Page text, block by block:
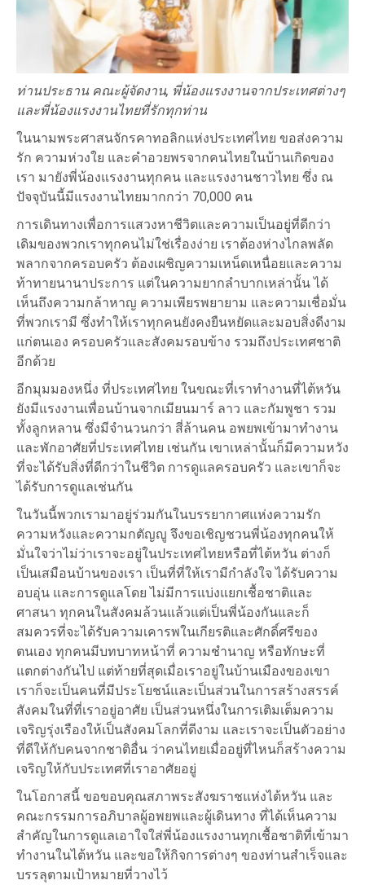
ท่านประธาน คณะผู้จัดงาน, พี่น้องแรงงานจากประเทศต่างๆ
และพี่น้องแรงงานไทยที่รักทุกท่าน
ในนามพระศาสนจักรคาทอลิกแห่งประเทศไทย ขอส่งความ
รัก ความห่วงใย และคำอวยพรจากคนไทยในบ้านเกิดของ
เรา มายังพี่น้องแรงงานทุกคน และแรงงานชาวไทย ซึ่ง ณ
ปัจจุบันนี้มีแรงงานไทยมากกว่า 70,000 คน
การเดินทางเพื่อการแสวงหาชีวิตและความเป็นอยู่ที่ดีกว่า
เดิมของพวกเราทุกคนไม่ใช่เรื่องง่าย เราต้องห่างไกลพลัด
พลากจากครอบครัว ต้องเผชิญความเหน็ดเหนื่อยและความ
ท้าทายนานาประการ แต่ในความยากลำบากเหล่านั้น ได้
เห็นถึงความกล้าหาญ ความเพียรพยายาม และความเชื่อมั่น
ที่พวกเรามี ซึ่งทำให้เราทุกคนยังคงยืนหยัดและมอบสิ่งดีงาม
แก่ตนเอง ครอบครัวและสังคมรอบข้าง รวมถึงประเทศชาติ
อีกด้วย
อีกมุมมองหนึ่ง ที่ประเทศไทย ในขณะที่เราทำงานที่ไต้หวัน
ยังมีแรงงานเพื่อนบ้านจากเมียนมาร์ ลาว และกัมพูชา รวม
ทั้งลูกหลาน ซึ่งมีจำนวนกว่า สี่ล้านคน อพยพเข้ามาทำงาน
และพักอาศัยที่ประเทศไทย เช่นกัน เขาเหล่านั้นก็มีความหวัง
ที่จะได้รับสิ่งที่ดีกว่าในชีวิต การดูแลครอบครัว และเขาก็จะ
ได้รับการดูแลเช่นกัน
ในวันนี้พวกเรามาอยู่ร่วมกันในบรรยากาศแห่งความรัก
ความหวังและความกตัญญู จึงขอเชิญชวนพี่น้องทุกคนให้
มั่นใจว่าไม่ว่าเราจะอยู่ในประเทศไทยหรือที่ไต้หวัน ต่างก็
เป็นเสมือนบ้านของเรา เป็นที่ที่ให้เรามีกำลังใจ ได้รับความ
อบอุ่น และการดูแลโดย ไม่มีการแบ่งแยกเชื้อชาติและ
ศาสนา ทุกคนในสังคมล้วนแล้วแต่เป็นพี่น้องกันและก็
สมควรที่จะได้รับความเคารพในเกียรติและศักดิ์ศรีของ
ตนเอง ทุกคนมีบทบาทหน้าที่ ความชำนาญ หรือทักษะที่
แตกต่างกันไป แต่ท้ายที่สุดเมื่อเราอยู่ในบ้านเมืองของเขา
เราก็จะเป็นคนที่มีประโยชน์และเป็นส่วนในการสร้างสรรค์
สังคมในที่ที่เราอยู่อาศัย เป็นส่วนหนึ่งในการเติมเต็มความ
เจริญรุ่งเรืองให้เป็นสังคมโลกที่ดีงาม และเราจะเป็นตัวอย่าง
ที่ดีให้กับคนจากชาติอื่น ว่าคนไทยเมื่ออยู่ที่ไหนก็สร้างความ
เจริญให้กับประเทศที่เราอาศัยอยู่
ในโอกาสนี้ ขอขอบคุณสภาพระสังฆราชแห่งไต้หวัน และ
คณะกรรมการอภิบาลผู้อพยพและผู้เดินทาง ที่ได้เห็นความ
สำคัญในการดูแลเอาใจใส่พี่น้องแรงงานทุกเชื้อชาติที่เข้ามา
ทำงานในไต้หวัน และขอให้กิจการต่างๆ ของท่านสำเร็จและ
บรรลุตามเป้าหมายที่วางไว้